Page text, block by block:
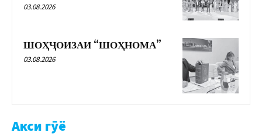
03.08.2026
ШОҲҶОИЗАИ “ШОҲНОМА”
03.08.2026
Акси гӯё